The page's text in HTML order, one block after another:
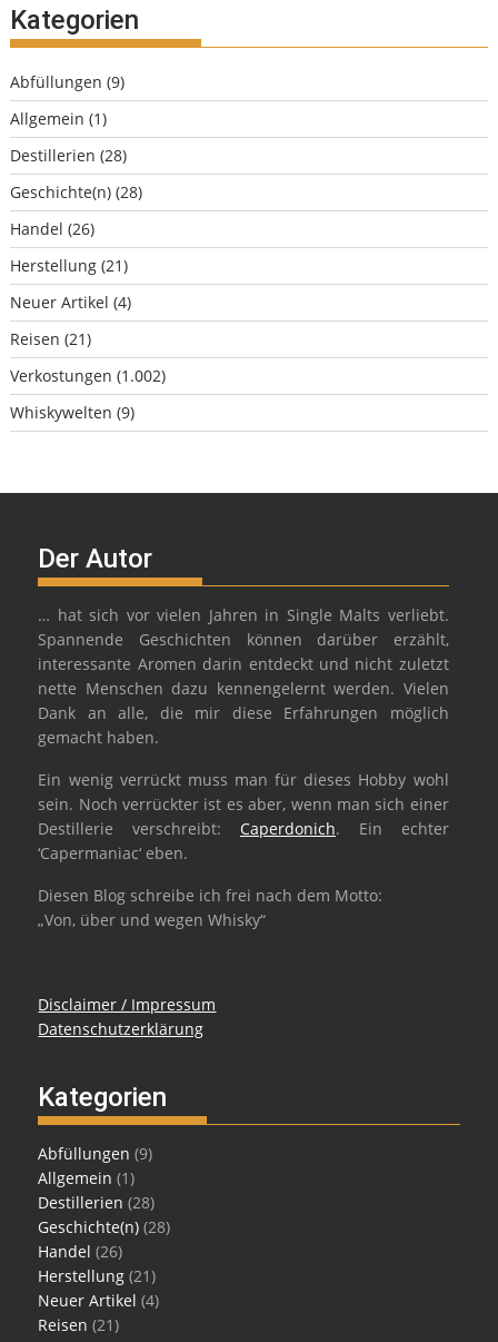
Kategorien
Abfüllungen (9)
Allgemein (1)
Destillerien (28)
Geschichte(n) (28)
Handel (26)
Herstellung (21)
Neuer Artikel (4)
Reisen (21)
Verkostungen (1.002)
Whiskywelten (9)
Der Autor
… hat sich vor vielen Jahren in Single Malts verliebt.
Spannende Geschichten können darüber erzählt,
interessante Aromen darin entdeckt und nicht zuletzt
nette Menschen dazu kennengelernt werden. Vielen
Dank an alle, die mir diese Erfahrungen möglich
gemacht haben.
Ein wenig verrückt muss man für dieses Hobby wohl
sein. Noch verrückter ist es aber, wenn man sich einer
Destillerie verschreibt: Caperdonich. Ein echter
‘Capermaniac‘ eben.
Diesen Blog schreibe ich frei nach dem Motto:
„Von, über und wegen Whisky“
Disclaimer / Impressum
Datenschutzerklärung
Kategorien
Abfüllungen (9)
Allgemein (1)
Destillerien (28)
Geschichte(n) (28)
Handel (26)
Herstellung (21)
Neuer Artikel (4)
Reisen (21)